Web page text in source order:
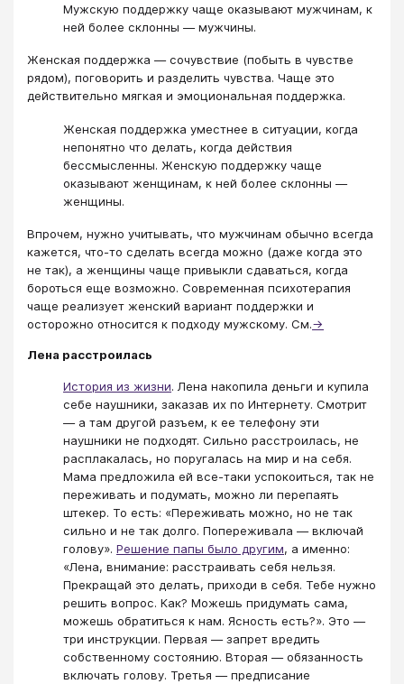
Мужскую поддержку чаще оказывают мужчинам, к
ней более склонны — мужчины.
Женская поддержка — сочувствие (побыть в чувстве
рядом), поговорить и разделить чувства. Чаще это
действительно мягкая и эмоциональная поддержка.
Женская поддержка уместнее в ситуации, когда
непонятно что делать, когда действия
бессмысленны. Женскую поддержку чаще
оказывают женщинам, к ней более склонны —
женщины.
Впрочем, нужно учитывать, что мужчинам обычно всегда
кажется, что-то сделать всегда можно (даже когда это
не так), а женщины чаще привыкли сдаваться, когда
бороться еще возможно. Современная психотерапия
чаще реализует женский вариант поддержки и
осторожно относится к подходу мужскому. См.→
Лена расстроилась
История из жизни. Лена накопила деньги и купила
себе наушники, заказав их по Интернету. Смотрит
— а там другой разъем, к ее телефону эти
наушники не подходят. Сильно расстроилась, не
расплакалась, но поругалась на мир и на себя.
Мама предложила ей все-таки успокоиться, так не
переживать и подумать, можно ли перепаять
штекер. То есть: «Переживать можно, но не так
сильно и не так долго. Попереживала — включай
голову». Решение папы было другим, а именно:
«Лена, внимание: расстраивать себя нельзя.
Прекращай это делать, приходи в себя. Тебе нужно
решить вопрос. Как? Можешь придумать сама,
можешь обратиться к нам. Ясность есть?». Это —
три инструкции. Первая — запрет вредить
собственному состоянию. Вторая — обязанность
включать голову. Третья — предписание